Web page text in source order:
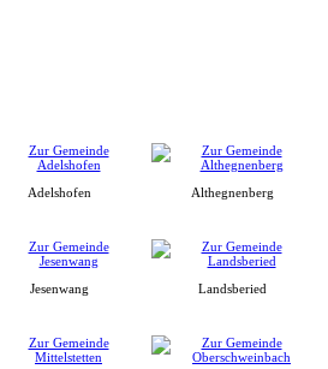
Adelshofen Althegnenberg
Jesenwang Landsberied